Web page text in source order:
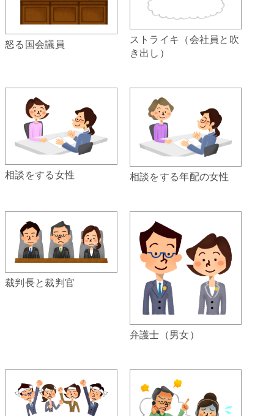
怒る国会議員
ストライキ（会社員と吹
き出し）
相談をする女性 相談をする年配の女性
裁判長と裁判官
弁護士（男女）